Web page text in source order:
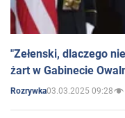
"Zełenski, dlaczego
żart w Gabinecie
Rozrywka03.03.2025 09:28